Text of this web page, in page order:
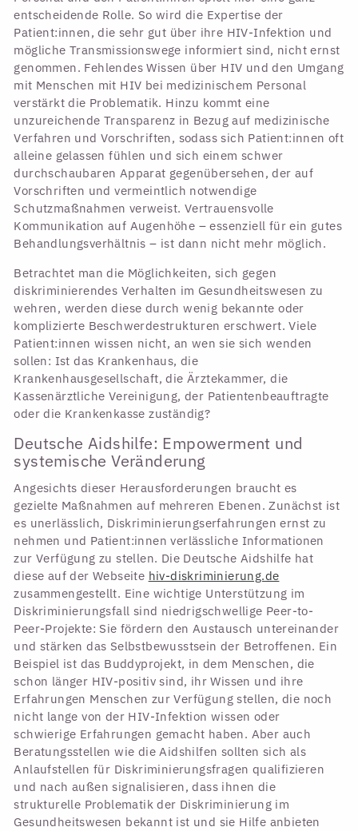
entscheidende Rolle. So wird die Expertise der
Patient:innen, die sehr gut über ihre HIV-Infektion und
mögliche Transmissionswege informiert sind, nicht ernst
genommen. Fehlendes Wissen über HIV und den Umgang
mit Menschen mit HIV bei medizinischem Personal
verstärkt die Problematik. Hinzu kommt eine
unzureichende Transparenz in Bezug auf medizinische
Verfahren und Vorschriften, sodass sich Patient:innen oft
alleine gelassen fühlen und sich einem schwer
durchschaubaren Apparat gegenübersehen, der auf
Vorschriften und vermeintlich notwendige
Schutzmaßnahmen verweist. Vertrauensvolle
Kommunikation auf Augenhöhe – essenziell für ein gutes
Behandlungsverhältnis – ist dann nicht mehr möglich.
Betrachtet man die Möglichkeiten, sich gegen
diskriminierendes Verhalten im Gesundheitswesen zu
wehren, werden diese durch wenig bekannte oder
komplizierte Beschwerdestrukturen erschwert. Viele
Patient:innen wissen nicht, an wen sie sich wenden
sollen: Ist das Krankenhaus, die
Krankenhausgesellschaft, die Ärztekammer, die
Kassenärztliche Vereinigung, der Patientenbeauftragte
oder die Krankenkasse zuständig?
Deutsche Aidshilfe: Empowerment und
systemische Veränderung
Angesichts dieser Herausforderungen braucht es
gezielte Maßnahmen auf mehreren Ebenen. Zunächst ist
es unerlässlich, Diskriminierungserfahrungen ernst zu
nehmen und Patient:innen verlässliche Informationen
zur Verfügung zu stellen. Die Deutsche Aidshilfe hat
diese auf der Webseite hiv-diskriminierung.de
zusammengestellt. Eine wichtige Unterstützung im
Diskriminierungsfall sind niedrigschwellige Peer-to-
Peer-Projekte: Sie fördern den Austausch untereinander
und stärken das Selbstbewusstsein der Betroffenen. Ein
Beispiel ist das Buddyprojekt, in dem Menschen, die
schon länger HIV-positiv sind, ihr Wissen und ihre
Erfahrungen Menschen zur Verfügung stellen, die noch
nicht lange von der HIV-Infektion wissen oder
schwierige Erfahrungen gemacht haben. Aber auch
Beratungsstellen wie die Aidshilfen sollten sich als
Anlaufstellen für Diskriminierungsfragen qualifizieren
und nach außen signalisieren, dass ihnen die
strukturelle Problematik der Diskriminierung im
Gesundheitswesen bekannt ist und sie Hilfe anbieten